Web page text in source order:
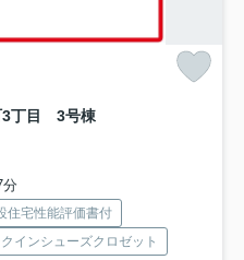
3丁目 3号棟
分
住宅性能評価書付
インシューズクロゼット